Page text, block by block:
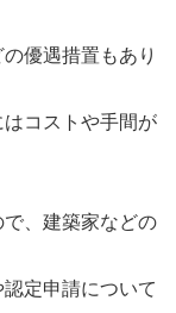
優遇措置もあり
コストや手間が
、建築家などの
定申請について